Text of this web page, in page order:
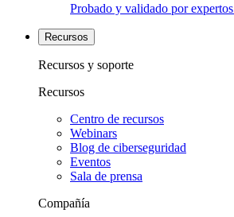
Probado y validado por
Recursos
Recursos y soporte
Recursos
Centro de recursos
Webinars
Blog de ciberseguridad
Eventos
Sala de prensa
Compañía